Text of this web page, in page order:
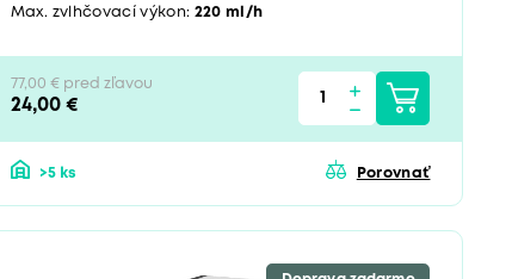
Max. zvlhčovací výkon: 220 ml/h
77,00 € pred zľavou
24,00 €
>5 ks Porovnať